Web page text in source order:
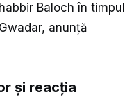
Baloch în timpul
anunță
și reacția